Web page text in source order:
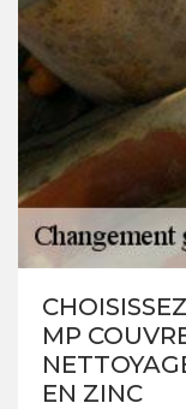
MP
EN ZINC